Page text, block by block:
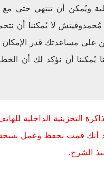
ويُمكن أن تنتهي حتى مع
لا يُمكننا أن
على مساعدتك قدر
يُمكننا أن نؤكد لك أن
التخزينية الداخلية
أنك قمت بحفظ وعمل نسخة
الشرح.